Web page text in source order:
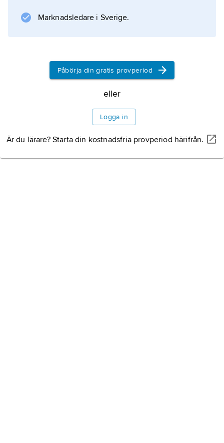
Marknadsledare i Sverige.
Påbörja din gratis provperiod
eller
Logga in
Är du lärare? Starta din kostnadsfria provperiod härifrån.